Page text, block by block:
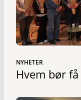
NYHETER
Hvem bør